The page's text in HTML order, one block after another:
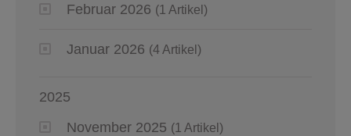
Februar 2026 (1 Artikel)
Januar 2026 (4 Artikel)
2025
November 2025 (1 Artikel)